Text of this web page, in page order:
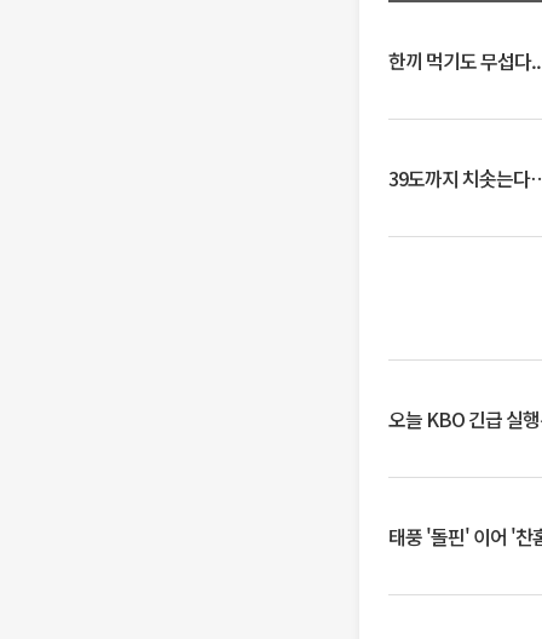
한끼 먹기도 무섭다
39도까지 치솟는다
오늘 KBO 긴급 실
태풍 '돌핀' 이어 '